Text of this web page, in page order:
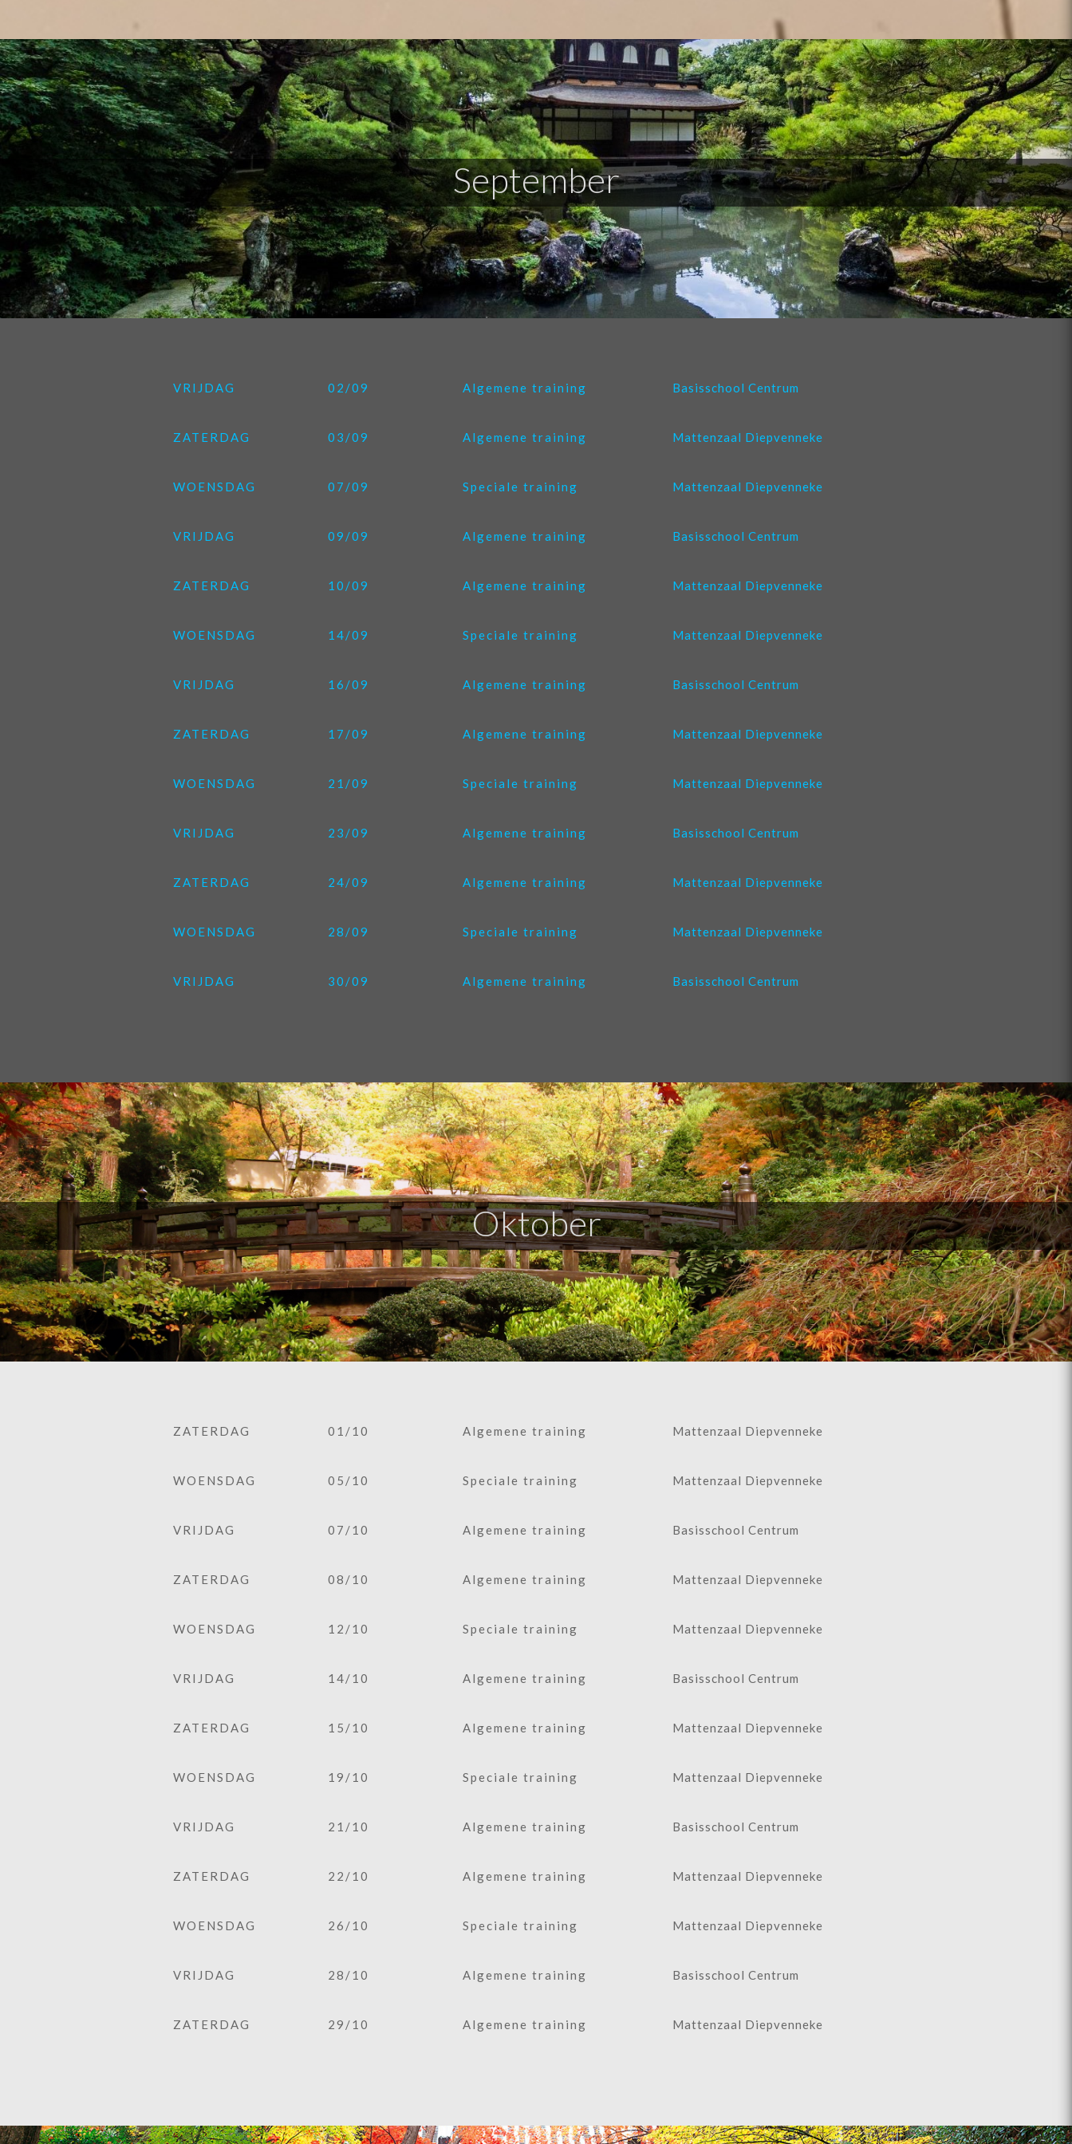
September
VRIJDAG 02/09 Algemene training Basisschool Centrum
ZATERDAG 03/09 Algemene training Mattenzaal Diepvenneke
WOENSDAG 07/09 Speciale training Mattenzaal Diepvenneke
VRIJDAG 09/09 Algemene training Basisschool Centrum
ZATERDAG 10/09 Algemene training Mattenzaal Diepvenneke
WOENSDAG 14/09 Speciale training Mattenzaal Diepvenneke
VRIJDAG 16/09 Algemene training Basisschool Centrum
ZATERDAG 17/09 Algemene training Mattenzaal Diepvenneke
WOENSDAG 21/09 Speciale training Mattenzaal Diepvenneke
VRIJDAG 23/09 Algemene training Basisschool Centrum
ZATERDAG 24/09 Algemene training Mattenzaal Diepvenneke
WOENSDAG 28/09 Speciale training Mattenzaal Diepvenneke
VRIJDAG 30/09 Algemene training Basisschool Centrum
Oktober
ZATERDAG 01/10 Algemene training Mattenzaal Diepvenneke
WOENSDAG 05/10 Speciale training Mattenzaal Diepvenneke
VRIJDAG 07/10 Algemene training Basisschool Centrum
ZATERDAG 08/10 Algemene training Mattenzaal Diepvenneke
WOENSDAG 12/10 Speciale training Mattenzaal Diepvenneke
VRIJDAG 14/10 Algemene training Basisschool Centrum
ZATERDAG 15/10 Algemene training Mattenzaal Diepvenneke
WOENSDAG 19/10 Speciale training Mattenzaal Diepvenneke
VRIJDAG 21/10 Algemene training Basisschool Centrum
ZATERDAG 22/10 Algemene training Mattenzaal Diepvenneke
WOENSDAG 26/10 Speciale training Mattenzaal Diepvenneke
VRIJDAG 28/10 Algemene training Basisschool Centrum
ZATERDAG 29/10 Algemene training Mattenzaal Diepvenneke